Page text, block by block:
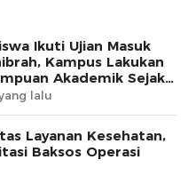
Ikuti Ujian Masuk
Kampus Lakukan
Akademik Sejak
lalu
Layanan Kesehatan,
Baksos Operasi